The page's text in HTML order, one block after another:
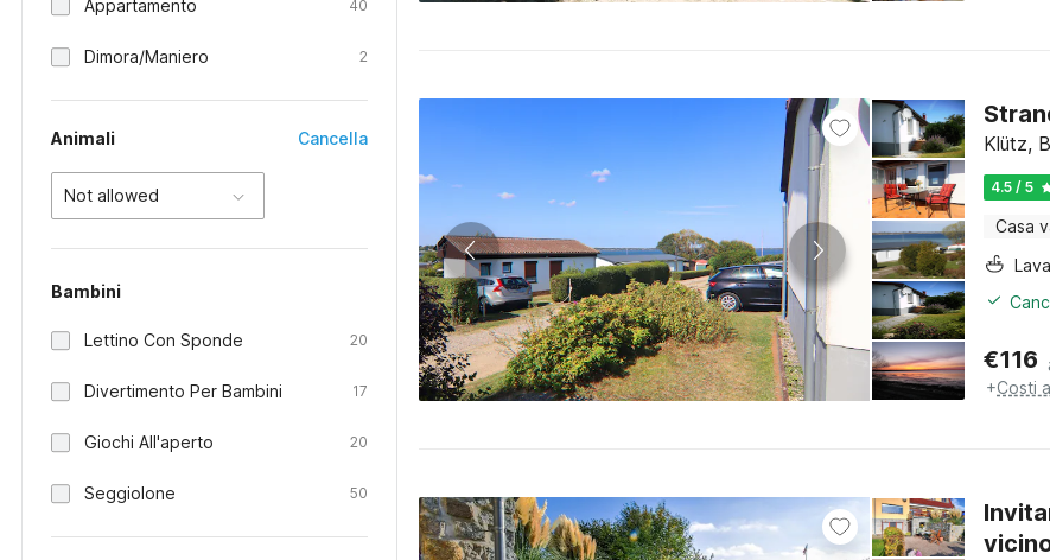
Appartamento 40
Dimora/Maniero 2
Animali Cancella
Not allowed
Bambini
Lettino Con Sponde 20
Divertimento Per Bambini 17
Giochi All'aperto 20
Seggiolone 50
Klütz,
4.5 / 5
Casa
€116
+Costi